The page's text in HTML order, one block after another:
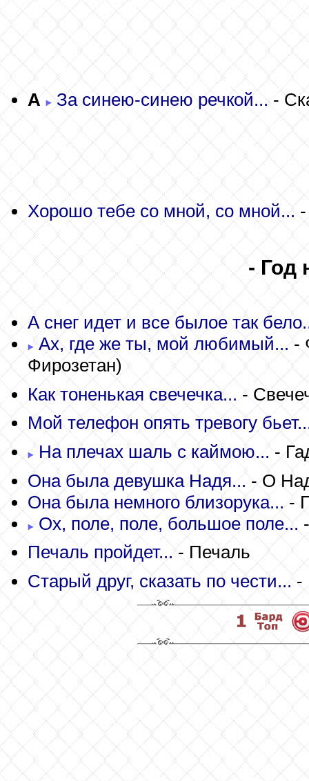
A За синею-синею речкой...-
Хорошо тебе со мной, со мной...
- Год
А снег идет и все былое так
Ах, где же ты, мой любимый... -
Фирозетан)
Как тоненькая свечечка... -
Мой телефон опять тревогу
На плечах шаль с каймою... -
Она была девушка Надя...- О
Она была немного близорука... -
Ох, поле, поле, большое поле...
Печаль пройдет...- Печаль
Старый друг, сказать по чести... -